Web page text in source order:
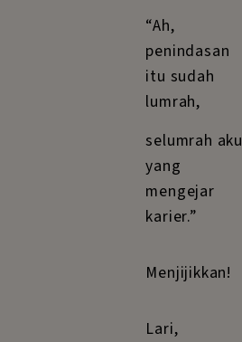
“Ah,
penindasan
itu sudah
lumrah,
selumrah aku
yang
mengejar
karier.”
Menjijikkan!
Lari,